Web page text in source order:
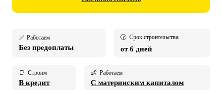
✅ Работаем
Без предоплаты
🕝 Срок строительства
от 6 дней
📑 Строим
В кредит
👶 Работаем
С материнским капиталом